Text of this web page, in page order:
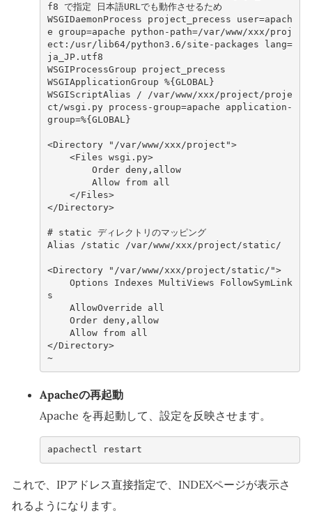
f8 で指定
WSGIDaemonProcess project_precess user=apach
e group=apache python-path=/var/www/xxx/proj
ect:/usr/lib64/python3.6/site-packages lang=
ja_JP.utf8
WSGIProcessGroup project_precess
WSGIApplicationGroup %{GLOBAL}
WSGIScriptAlias / /var/www/xxx/project/proje
ct/wsgi.py process-group=apache application-
group=%{GLOBAL}
<Directory "/var/www/xxx/project">
    <Files wsgi.py>
        Order deny,allow
        Allow from all
    </Files>
</Directory>
# static
ディレクトリのマッピング
Alias /static /var/www/xxx/project/static/
<Directory "/var/www/xxx/project/static/">
s
    AllowOverride all
    Order deny,allow
    Allow from all
</Directory>
~
Apacheの再起動
Apache を再起動して、設定を反映させます。
apachectl restart
これで、IPアドレス直接指定で、INDEXページが表示さ
れるようになります。